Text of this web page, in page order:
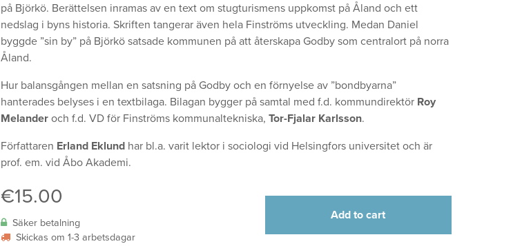
på Björkö. Berättelsen inramas av en text om stugturismens uppkomst på Åland och ett
nedslag i byns historia. Skriften tangerar även hela Finströms utveckling. Medan Daniel
byggde ”sin by” på Björkö satsade kommunen på att återskapa Godby som centralort på norra
Åland.
Hur balansgången mellan en satsning på Godby och en förnyelse av ”bondbyarna”
hanterades belyses i en textbilaga. Bilagan bygger på samtal med f.d. kommundirektör Roy
Melander och f.d. VD för Finströms kommunaltekniska,Tor-Fjalar Karlsson.
Författaren Erland Eklund har bl.a. varit lektor i sociologi vid Helsingfors universitet och är
prof. em. vid Åbo Akademi.
€15.00
Säker betalning
Skickas om 1-3 arbetsdagar
Add to cart